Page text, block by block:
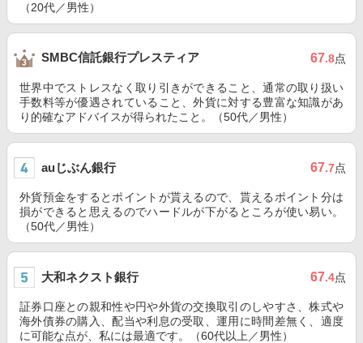
（20代／男性）
SMBC信託銀行プレスティア 67.8点
世界中でストレスなく取り引きができること、通常の取り扱い
手数料等が優遇されていること、外貨に対する豊富な知識があ
り的確なアドバイスが得られたこと。（50代／男性）
auじぶん銀行 67.7点
外貨預金をするとポイントが貰えるので、貰えるポイント分は
損ができると思えるのでハードルが下がるところが使い易い。
（50代／男性）
大和ネクスト銀行 67.4点
証券口座との親和性や円や外貨の交換取引のしやすさ、株式や
海外債券の購入、配当や利息の受取、運用に時間差無く、適度
に可能な点が、私には最適です。（60代以上／男性）